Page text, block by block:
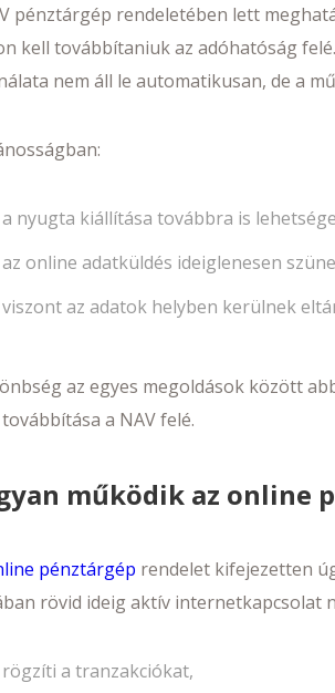
pénztárgép rendeletében lett
kell továbbítaniuk az adóhatóság
nem áll le automatikusan, de a
a nyugta kiállítása továbbra is
az online adatküldés ideiglenesen
viszont az adatok helyben kerülnek
az egyes megoldások között
a NAV felé.
működik az online
pénztárgép rendelet kifejezetten
rövid ideig aktív internetkapcsolat
rögzíti a tranzakciókat,